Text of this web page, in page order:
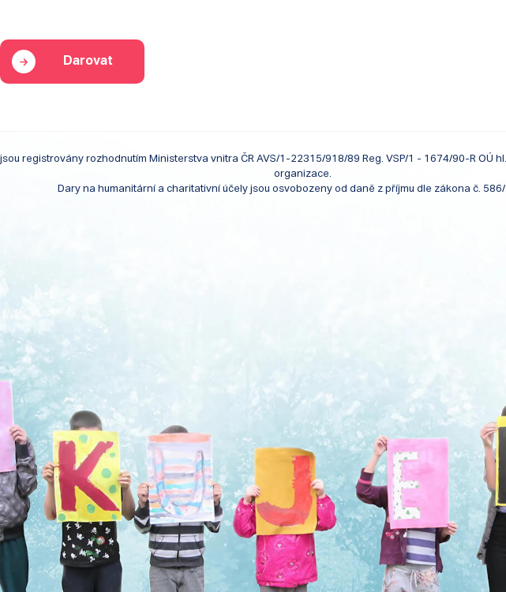
registrovány rozhodnutím Ministerstva vnitra ČR AVS/1-22315/918/89 Reg. VSP/1 - 1674/90-R OÚ
organizace.
Dary na humanitární a charitativní účely jsou osvobozeny od daně z příjmu dle zákona č. 586/